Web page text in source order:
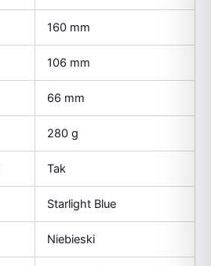
160 mm
106 mm
66 mm
280 g
Tak
Starlight Blue
Niebieski